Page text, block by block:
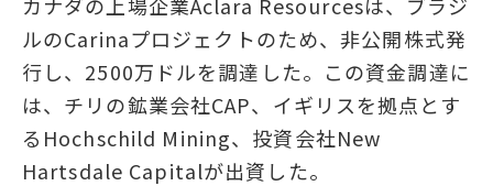
ルのCarinaプロジェクトのため、非公開株式発
行し、2500万ドルを調達した。この資金調達に
は、チリの鉱業会社CAP、イギリスを拠点とす
るHochschild Mining、投資会社New
Hartsdale Capitalが出資した。